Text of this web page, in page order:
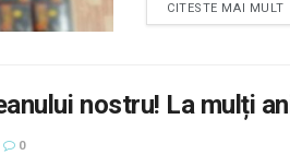
CITESTE MAI MULT
nostru! La mulți
0